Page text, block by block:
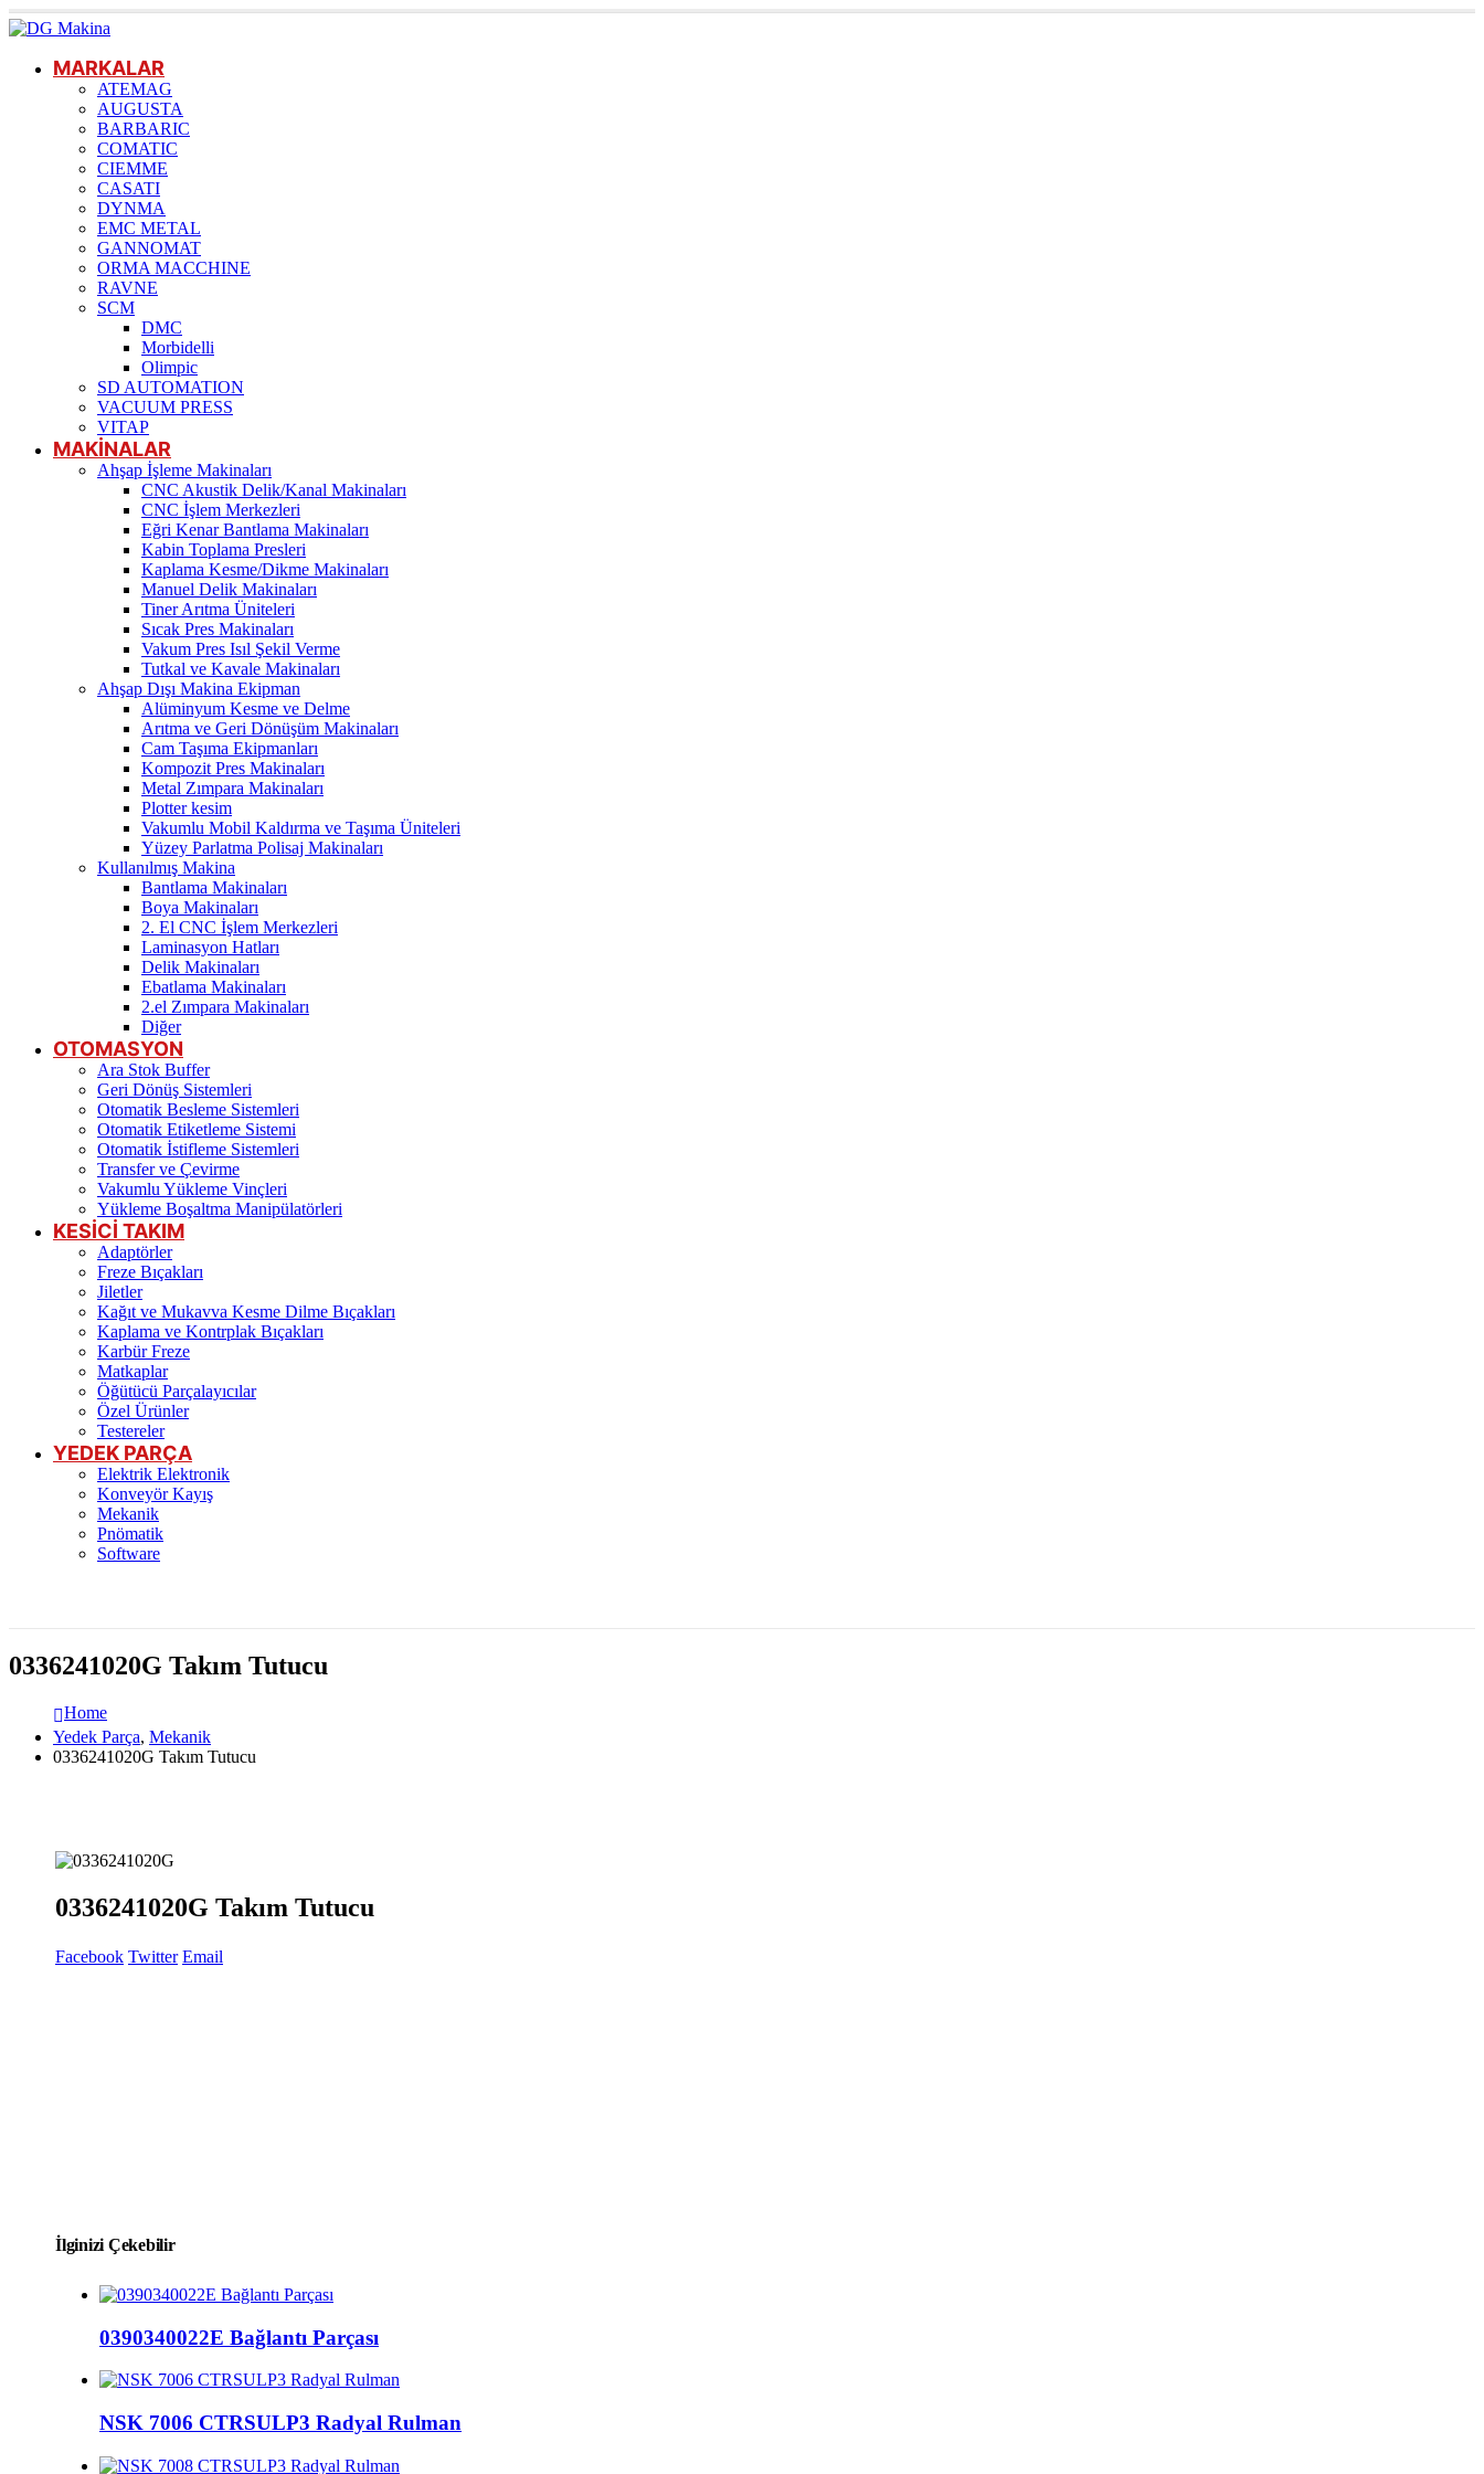
MARKALAR
ATEMAG
AUGUSTA
BARBARIC
COMATIC
CIEMME
CASATI
DYNMA
EMC METAL
GANNOMAT
ORMA MACCHINE
RAVNE
SCM
DMC
Morbidelli
Olimpic
SD AUTOMATION
VACUUM PRESS
VITAP
MAKİNALAR
Ahşap İşleme Makinaları
CNC Akustik Delik/Kanal Makinaları
CNC İşlem Merkezleri
Eğri Kenar Bantlama Makinaları
Kabin Toplama Presleri
Kaplama Kesme/Dikme Makinaları
Manuel Delik Makinaları
Tiner Arıtma Üniteleri
Sıcak Pres Makinaları
Vakum Pres Isıl Şekil Verme
Tutkal ve Kavale Makinaları
Ahşap Dışı Makina Ekipman
Alüminyum Kesme ve Delme
Arıtma ve Geri Dönüşüm Makinaları
Cam Taşıma Ekipmanları
Kompozit Pres Makinaları
Metal Zımpara Makinaları
Plotter kesim
Vakumlu Mobil Kaldırma ve Taşıma Üniteleri
Yüzey Parlatma Polisaj Makinaları
Kullanılmış Makina
Bantlama Makinaları
Boya Makinaları
2. El CNC İşlem Merkezleri
Laminasyon Hatları
Delik Makinaları
Ebatlama Makinaları
2.el Zımpara Makinaları
Diğer
OTOMASYON
Ara Stok Buffer
Geri Dönüş Sistemleri
Otomatik Besleme Sistemleri
Otomatik Etiketleme Sistemi
Otomatik İstifleme Sistemleri
Transfer ve Çevirme
Vakumlu Yükleme Vinçleri
Yükleme Boşaltma Manipülatörleri
KESİCİ TAKIM
Adaptörler
Freze Bıçakları
Jiletler
Kağıt ve Mukavva Kesme Dilme Bıçakları
Kaplama ve Kontrplak Bıçakları
Karbür Freze
Matkaplar
Öğütücü Parçalayıcılar
Özel Ürünler
Testereler
YEDEK PARÇA
Elektrik Elektronik
Konveyör Kayış
Mekanik
Pnömatik
Software
0336241020G Takım Tutucu
Home
Yedek Parça, Mekanik
0336241020G Takım Tutucu
0336241020G Takım Tutucu
Facebook Twitter Email
İlginizi Çekebilir
0390340022E Bağlantı Parçası
NSK 7006 CTRSULP3 Radyal Rulman